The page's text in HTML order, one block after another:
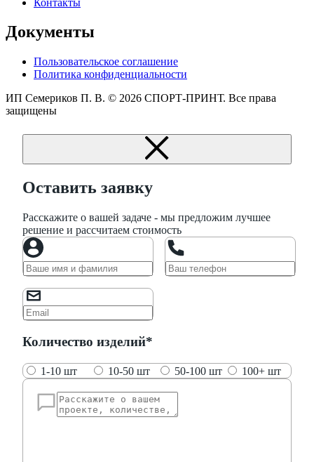
Документы
Пользовательское соглашение
Политика конфиденциальности
ИП Семериков П. В. © 2026 СПОРТ-ПРИНТ. Все права
защищены
Оставить заявку
Расскажите о вашей задаче - мы предложим лучшее
решение и рассчитаем стоимость
Количество изделий*
1-10 шт 10-50 шт 50-100 шт 100+ шт